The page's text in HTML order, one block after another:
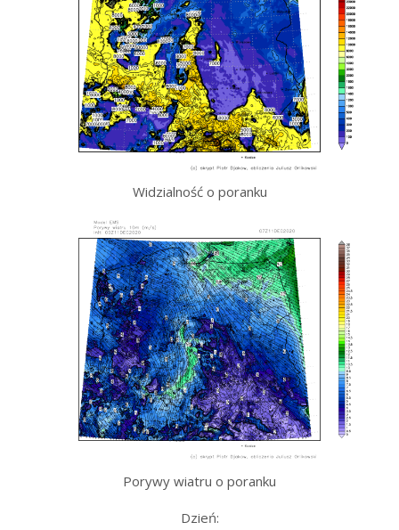
Widzialność o poranku
Porywy wiatru o poranku
Dzień: